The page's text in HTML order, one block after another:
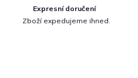
Expresní doručení
Zboží expedujeme ihned.